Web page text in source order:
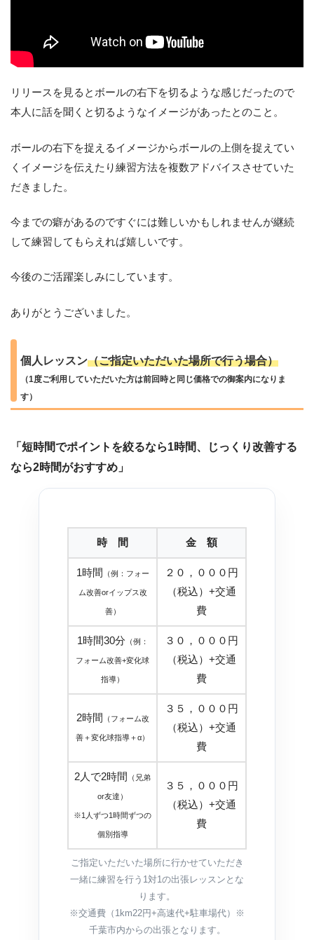
リリースを見るとボールの右下を切るような感じだったので
本人に話を聞くと切るようなイメージがあったとのこと。
ボールの右下を捉えるイメージからボールの上側を捉えてい
くイメージを伝えたり練習方法を複数アドバイスさせていた
だきました。
今までの癖があるのですぐには難しいかもしれませんが継続
して練習してもらえれば嬉しいです。
今後のご活躍楽しみにしています。
ありがとうございました。
個人レッスン（ご指定いただいた場所で行う場合）
（1度ご利用していただいた方は前回時と同じ価格での御案内になりま
す）
「短時間でポイントを絞るなら1時間、じっくり改善する
なら2時間がおすすめ」
時 間 金 額
1時間 （例：フォー
ム改善orイップス改
善）
２０，０００円
（税込）+交通
費
1時間30分 （例：
フォーム改善+変化球
指導）
３０，０００円
（税込）+交通
費
2時間 （フォーム改
善＋変化球指導＋α）
３５，０００円
（税込）+交通
費
2人で2時間 （兄弟
or友達）
※1人ずつ1時間ずつの
個別指導
３５，０００円
（税込）+交通
費
ご指定いただいた場所に行かせていただき
一緒に練習を行う1対1の出張レッスンとな
ります。
※交通費（1km22円+高速代+駐車場代）※
千葉市内からの出張となります。